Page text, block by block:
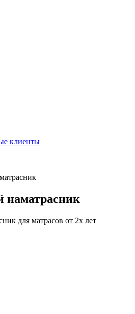
клиенты
для матрасов от 2х лет